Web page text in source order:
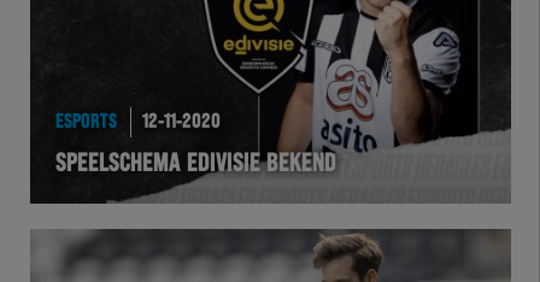
ESPORTS 12-11-2020
SPEELSCHEMA EDIVISIE BEKEND